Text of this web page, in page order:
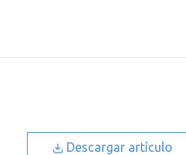
2006 2005 2004 2003
Descargar artículo